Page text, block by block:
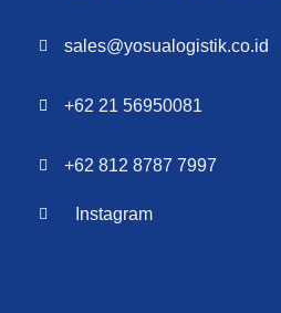
sales@yosualogistik.co.id
+62 21 56950081
+62 812 8787 7997
Instagram